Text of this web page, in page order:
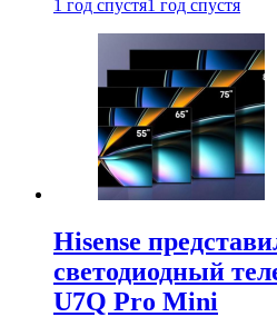
1 год спустя1 год спустя
Hisense
светодиодный
U7Q Pro Mini